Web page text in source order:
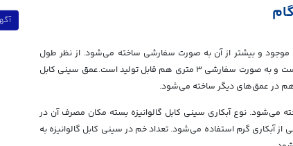
عرض های بین ۵ تا ۶۰ سانت به صورت موجود و بیشتر از آن به صورت سفارشی ساخته می‌شود. از نظر طول
سینی کابل گالوانیزه هم به صورت نرمال در طول ۲ متر موجود است و به صورت سفارشی ۳ متری هم قابل تولید است.عمق سینی کابل
از ورق ۱، ۱٫۲۵، ۱٫۵و ۲ میلی‌متر ساخته می‌شود. نوع آبکاری سینی کابل گالوانیزه بسته مکان مصرف آن در
آبکاری گرم استفاده می‌شود. تعداد خم در سینی کابل گالوانیزه به